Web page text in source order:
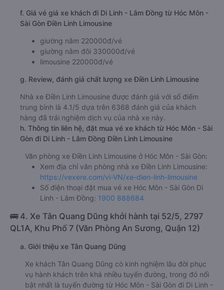
f. Giá vé giá xe khách đi Di Linh - Lâm Đồng từ Hóc Môn -
Sài Gòn Điền Linh Limousine
giường nằm 220000đ/vé
giường nằm đôi 330000đ/vé
limousine 220000đ/vé
g. Review, đánh giá chất lượng xe Điền Linh Limousine
Nhà xe Điền Linh Limousine được đánh giá với số điểm
trung bình là 4.1/5 dựa trên 6368 đánh giá của khách
hàng đã trải nghiệm dịch vụ của nhà xe này.
h. Thông tin liên hệ, đặt mua vé xe khách từ Hóc Môn - Sài
Gòn đi Di Linh - Lâm Đồng Điền Linh Limousine
Văn phòng xe Điền Linh Limousine ở Hóc Môn - Sài Gòn:
Xem địa chỉ văn phòng nhà xe Điền Linh Limousine:
https://vexere.com/vi-VN/xe-dien-linh-limousine
Số điện thoại đặt mua vé xe Hóc Môn - Sài Gòn Di
Linh - Lâm Đồng: 1900 888684
🚌 4. Xe Tân Quang Dũng khởi hành tại 52/5, 2797
QL1A, Khu Phố 7 (Văn Phòng An Sương, Quận 12)
a. Giới thiệu xe Tân Quang Dũng
Xe khách Tân Quang Dũng có kinh nghiệm lâu đời phục
vụ hành khách trên khá nhiều tuyến đường, trong đó nổi
bật nhất là tuyến đường từ Hóc Môn - Sài Gòn đi Di Linh -